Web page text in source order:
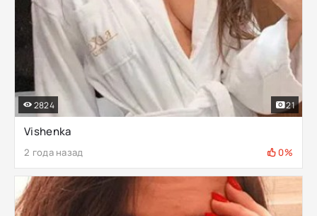
Vishenka
2 года назад 0%
2824 21